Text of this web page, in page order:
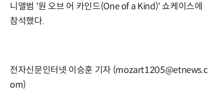
니앨범 '원 오브 어 카인드(One of a Kind)' 쇼케이스에
참석했다.
전자신문인터넷 이승훈 기자 (mozart1205@etnews.c
om)